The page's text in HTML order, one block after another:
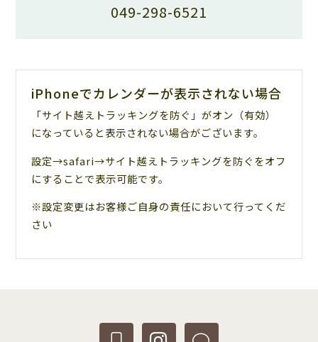
049-298-6521
iPhoneでカレンダーが表示されない場合
「サイト越えトラッキングを防ぐ」がオン（有効）
になっていると表示されない場合がございます。
設定→safari→サイト越えトラッキングを防ぐをオフ
にすることで表示可能です。
※設定変更はお客様ご自身の責任において行ってくだ
さい